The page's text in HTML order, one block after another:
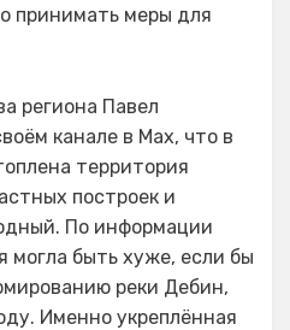
принимать меры для
региона Павел
канале в Max, что в
территория
построек и
По информации
могла быть хуже, если бы
реки Дебин,
Именно укреплённая